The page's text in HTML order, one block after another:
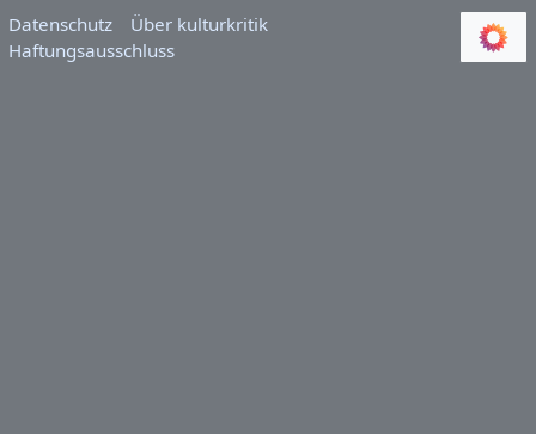
Datenschutz
Über kulturkritik
Haftungsausschluss